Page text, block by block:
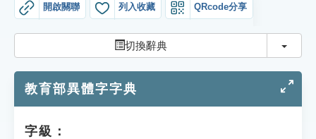
貓頭鷹博士
開啟關聯 列入收藏 QRcode分享
切換辭典 切換
教育部異體字字典
字級：